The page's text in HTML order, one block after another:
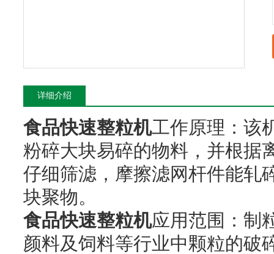
详细介绍
食品快速整粒机工作原理： 该
粉碎大块易碎的物料，并根据
仔细筛滤，摩擦滤网杆件能轧
块聚物。
食品快速整粒机应用范围：制
颜料及饲料等行业中颗粒的破